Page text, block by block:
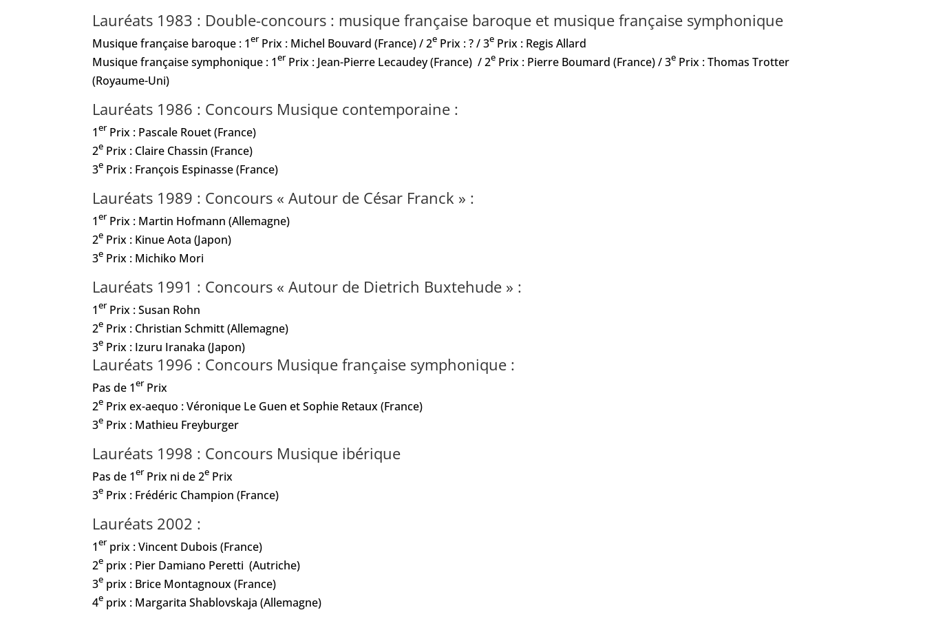
Lauréats 1983 : Double-concours : musique française baroque et musique française symphonique
Musique française baroque : 1erPrix : Michel Bouvard (France) / 2e Prix : ? / 3e Prix : Regis Allard
Musique française symphonique : 1erPrix : Jean-Pierre Lecaudey (France) / 2e Prix : Pierre Boumard (France) / 3e Prix : Thomas Trotter
(Royaume-Uni)
Lauréats 1986 : Concours Musique contemporaine :
1erPrix : Pascale Rouet (France)
2e Prix : Claire Chassin (France)
3e Prix : François Espinasse (France)
Lauréats 1989 : Concours « Autour de César Franck » :
1erPrix : Martin Hofmann (Allemagne)
2e Prix : Kinue Aota (Japon)
3e Prix : Michiko Mori
Lauréats 1991 : Concours « Autour de Dietrich Buxtehude » :
1erPrix : Susan Rohn
2e Prix : Christian Schmitt (Allemagne)
3e Prix : Izuru Iranaka (Japon)
Lauréats 1996 : Concours Musique française symphonique :
Pas de 1erPrix
2e Prix ex-aequo : Véronique Le Guen et Sophie Retaux (France)
3e Prix : Mathieu Freyburger
Lauréats 1998 : Concours Musique ibérique
Pas de 1erPrix ni de 2e Prix
3e Prix : Frédéric Champion (France)
Lauréats 2002 :
1erprix : Vincent Dubois (France)
2e prix : Pier Damiano Peretti (Autriche)
3e prix : Brice Montagnoux (France)
4e prix : Margarita Shablovskaja (Allemagne)